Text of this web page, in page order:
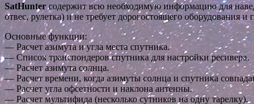
SatHunterсодержит всю необходимую информацию для
отвес, рулетка) и не требует дорогостоящего оборудования
Основные функции:
— Расчет азимута и угла места спутника.
— Список транспондеров спутника для настройки ресивера.
— Расчет азимута солнца.
— Расчет времени, когда азимуты солнца и спутника
— Расчет угла офсетности и наклона антенны.
— Расчет мультифида (несколько сутников на одну тарелку).